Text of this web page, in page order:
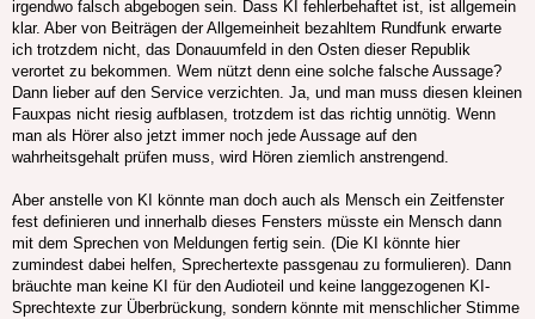
irgendwo falsch abgebogen sein. Dass KI fehlerbehaftet ist, ist allgemein
klar. Aber von Beiträgen der Allgemeinheit bezahltem Rundfunk erwarte
ich trotzdem nicht, das Donauumfeld in den Osten dieser Republik
verortet zu bekommen. Wem nützt denn eine solche falsche Aussage?
Dann lieber auf den Service verzichten. Ja, und man muss diesen kleinen
Fauxpas nicht riesig aufblasen, trotzdem ist das richtig unnötig. Wenn
man als Hörer also jetzt immer noch jede Aussage auf den
wahrheitsgehalt prüfen muss, wird Hören ziemlich anstrengend.
Aber anstelle von KI könnte man doch auch als Mensch ein Zeitfenster
fest definieren und innerhalb dieses Fensters müsste ein Mensch dann
mit dem Sprechen von Meldungen fertig sein. (Die KI könnte hier
zumindest dabei helfen, Sprechertexte passgenau zu formulieren). Dann
bräuchte man keine KI für den Audioteil und keine langgezogenen KI-
Sprechtexte zur Überbrückung, sondern könnte mit menschlicher Stimme